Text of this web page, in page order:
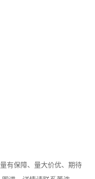
有保障、量大价优、期待